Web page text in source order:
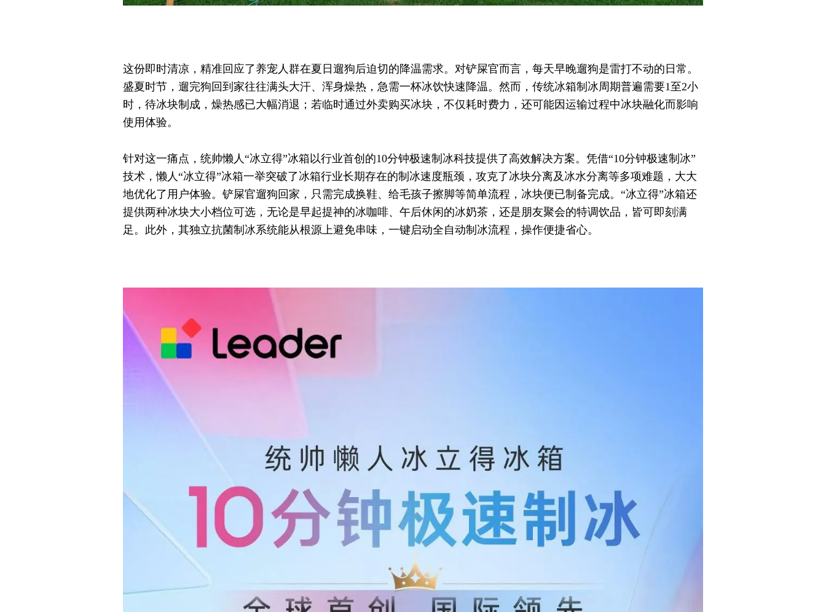
这份即时清凉，精准回应了养宠人群在夏日遛狗后迫切的降温需求。对铲屎官而言，每天早晚遛狗是雷打不动的日常。
盛夏时节，遛完狗回到家往往满头大汗、浑身燥热，急需一杯冰饮快速降温。然而，传统冰箱制冰周期普遍需要1至2小
时，待冰块制成，燥热感已大幅消退；若临时通过外卖购买冰块，不仅耗时费力，还可能因运输过程中冰块融化而影响
使用体验。
针对这一痛点，统帅懒人“冰立得”冰箱以行业首创的10分钟极速制冰科技提供了高效解决方案。凭借“10分钟极速制冰”
技术，懒人“冰立得”冰箱一举突破了冰箱行业长期存在的制冰速度瓶颈，攻克了冰块分离及冰水分离等多项难题，大大
地优化了用户体验。铲屎官遛狗回家，只需完成换鞋、给毛孩子擦脚等简单流程，冰块便已制备完成。“冰立得”冰箱还
提供两种冰块大小档位可选，无论是早起提神的冰咖啡、午后休闲的冰奶茶，还是朋友聚会的特调饮品，皆可即刻满
足。此外，其独立抗菌制冰系统能从根源上避免串味，一键启动全自动制冰流程，操作便捷省心。